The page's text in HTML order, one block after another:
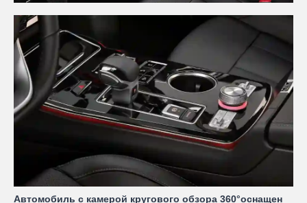
Автомобиль с камерой кругового обзора 360°оснащен